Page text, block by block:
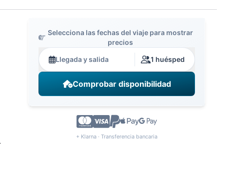
Selecciona las fechas del viaje para mostrar
precios
Llegada y salida 1 huésped
Comprobar disponibilidad
+ Klarna · Transferencia bancaria